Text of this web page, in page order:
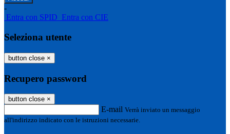
-
Entra con SPID Entra con CIE
Seleziona utente
button close ×
Recupero password
button close ×
E-mail Verrà inviato un messaggio
all'indirizzo indicato con le istruzioni necessarie.